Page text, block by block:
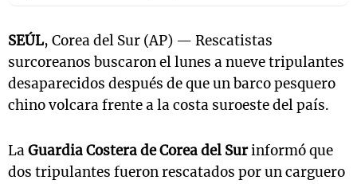
SEÚL, Corea del Sur (AP) — Rescatistas
surcoreanos buscaron el lunes a nueve tripulantes
desaparecidos después de que un barco pesquero
chino volcara frente a la costa suroeste del país.
LaGuardia Costera de Corea del Surinformó que
dos tripulantes fueron rescatados por un carguero